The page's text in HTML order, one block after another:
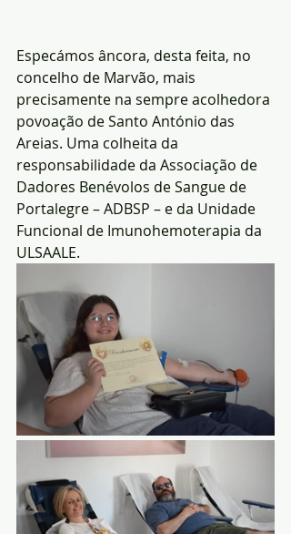
Especámos âncora, desta feita, no
concelho de Marvão, mais
precisamente na sempre acolhedora
povoação de Santo António das
Areias. Uma colheita da
responsabilidade da Associação de
Dadores Benévolos de Sangue de
Portalegre – ADBSP – e da Unidade
Funcional de Imunohemoterapia da
ULSAALE.